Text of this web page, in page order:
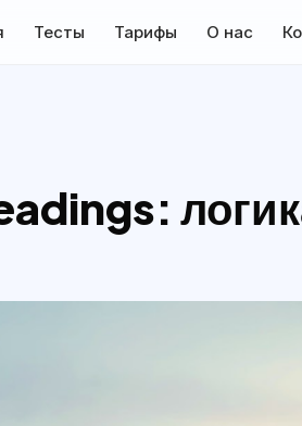
Тесты Тарифы О нас